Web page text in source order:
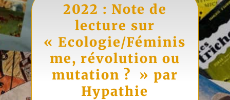
2022 : Note de
lecture sur
« Ecologie/Féminis
me, révolution ou
mutation ? » par
Hypathie